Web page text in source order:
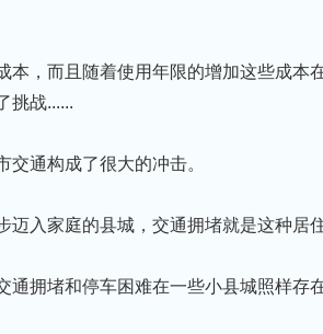
，而且随着使用年限的增加这些成本
挑战......
通构成了很大的冲击。
入家庭的县城，交通拥堵就是这种居
拥堵和停⻋困难在一些小县城照样存